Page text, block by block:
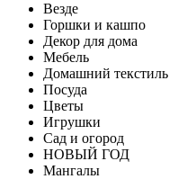
Везде
Горшки и кашпо
Декор для дома
Мебель
Домашний текстиль
Посуда
Цветы
Игрушки
Сад и огород
НОВЫЙ ГОД
Мангалы